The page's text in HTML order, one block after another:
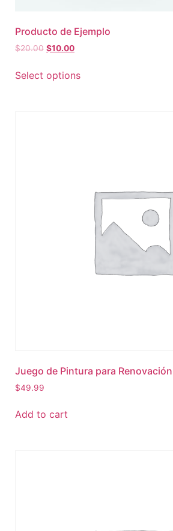
Producto de Ejemplo
$20.00 $10.00
Select options
Juego de Pintura para Renovación
$49.99
Add to cart